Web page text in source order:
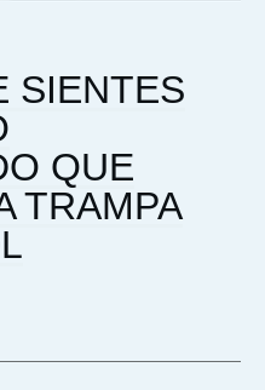
SIENTES
QUE
TRAMPA